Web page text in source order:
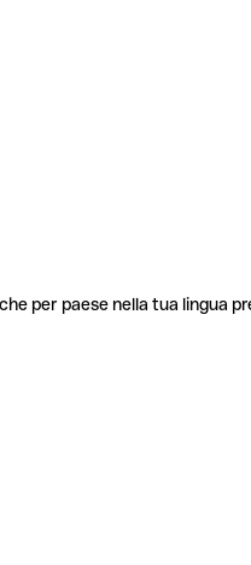
per paese nella tua lingua